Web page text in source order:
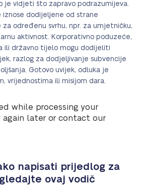
je vidjeti što zapravo podrazumijeva.
iznose dodijeljene od strane
određenu svrhu, npr. za umjetničku,
aktivnost. Korporativno poduzeće,
ili državno tijelo mogu dodijeliti
razlog za dodjeljivanje subvencije
Gotovo uvijek, odluka je
vrijednostima ili misijom dara.
while processing your
again later or contact our
napisati prijedlog za
ovaj vodič